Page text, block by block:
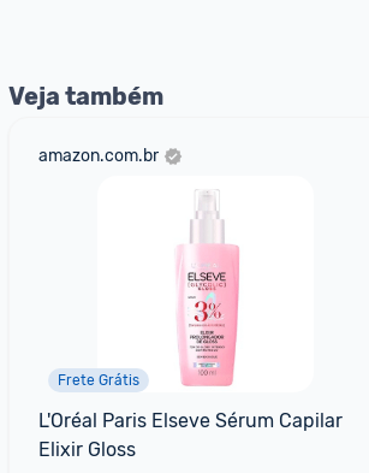
Veja também
amazon.com.br
Frete Grátis
L'Oréal Paris Elseve Sérum Capilar
Elixir Gloss